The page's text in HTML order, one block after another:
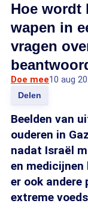
Hoe wordt
wapen in
vragen
Doe mee10 aug
Delen
Beelden van
ouderen in
nadat Israël
en medicijnen
er ook andere
extreme